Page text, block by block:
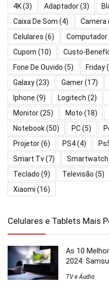
4K(3) Adaptador(3)
Caixa De Som (4) Camera
Celulares (6) Computador
Cupom (10) Custo-
Fone De Ouvido (5) Friday
Galaxy(23) Gamer(17)
Iphone (9) Logitech (2)
Monitor(25) Moto (18)
Notebook(50) PC(5)
Projetor(6) PS4(4)
Smart Tv(7) Smartwatch
Teclado (9) Televisão (5)
Xiaomi (16)
Celulares e Tablets Mais
As 10
2024:
TV e Áudio